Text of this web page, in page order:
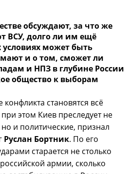
обсуждают, за что же
ВСУ, долго ли им ещё
условиях может быть
и о том, сможет ли
и НПЗ в глубине России
общество к выборам
становятся всё
этом Киев преследует не
и политические, признал
Руслан Бортник. По его
старается не столько
армии, сколько